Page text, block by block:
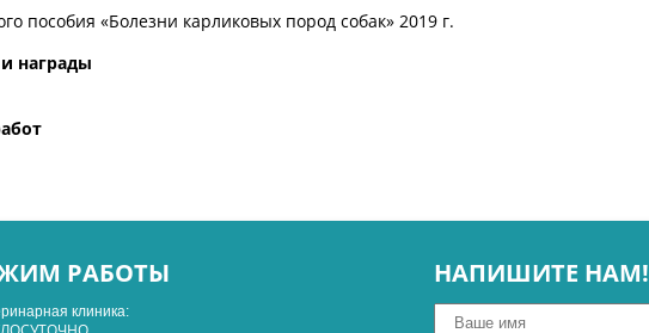
пособия «Болезни карликовых пород собак» 2019 г.
награды
РАБОТЫ
клиника:
НАПИШИТЕ НАМ!